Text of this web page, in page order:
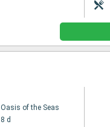
Oasis of the Seas
8 d